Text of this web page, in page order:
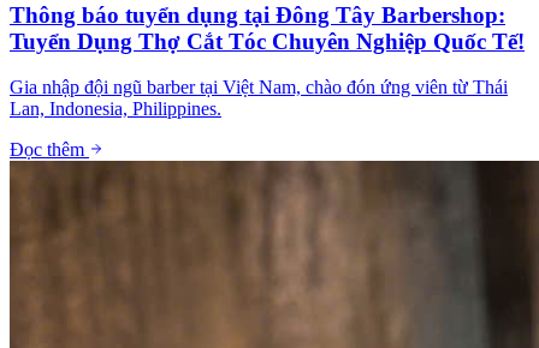
Thông báo tuyển dụng tại Đông Tây Barbershop:
Tuyển Dụng Thợ Cắt Tóc Chuyên Nghiệp Quốc Tế!
Gia nhập đội ngũ barber tại Việt Nam, chào đón ứng viên từ Thái
Lan, Indonesia, Philippines.
Đọc thêm